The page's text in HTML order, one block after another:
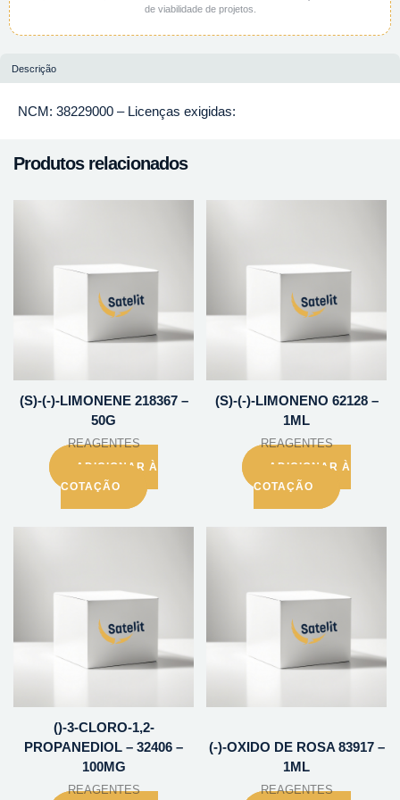
de viabilidade de projetos.
Descrição
NCM: 38229000 – Licenças exigidas:
Produtos relacionados
(S)-(-)-LIMONENE 218367 –
50G
REAGENTES
ADICIONAR À
COTAÇÃO
(S)-(-)-LIMONENO 62128 –
1ML
REAGENTES
ADICIONAR À
COTAÇÃO
()-3-CLORO-1,2-
PROPANEDIOL – 32406 –
100MG
REAGENTES
(-)-OXIDO DE ROSA 83917 –
1ML
REAGENTES